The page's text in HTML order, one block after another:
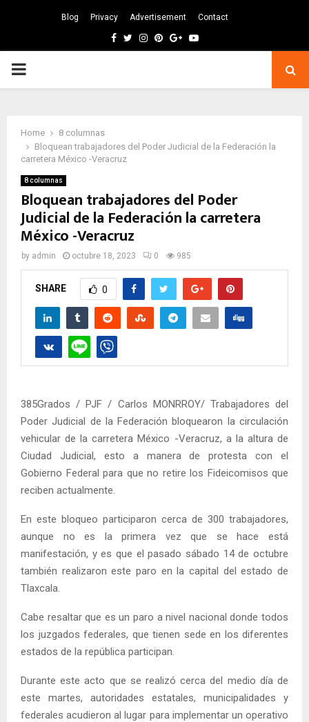
Blog Privacy Advertisement Contact
Facebook
TwitterInstagram
Pinterest
GoogleYoutube
PRIMARY
Home
8 columnas
Bloquean trabajadores del Poder Judicial de la Federación la
carretera México -Veracruz
8 columnas
Bloquean trabajadores del Poder
Judicial de la Federación la carretera
México -Veracruz
by admin octubre 18, 2023 0 985
SHARE 0
385Grados / PJF / Carlos MONRROY/ Trabajadores del
Poder Judicial de la Federación bloquearon la circulación
vehicular de la carretera México -Veracruz, a la altura de
Ciudad Judicial, esto a manera de protesta con el
Gobierno Federal para que no retire los Fideicomisos que
reciben actualmente.
En este bloqueo participaron cerca de 300 trabajadores,
aunque no es la primera vez que se hace está
manifestación, y es que el pasado sábado 14 de octubre
también realizaron este paro en la capital del estado de
Tlaxcala.
Cabe resaltar que es un paro a nivel nacional donde todos
los juzgados federales, que tienen sede en los diferentes
estados de la república participan.
Durante este acto que se realizó cerca del medio día de
este martes, autoridades estatales, municipalidades y
federales acudieron al lugar para implementar un operativo